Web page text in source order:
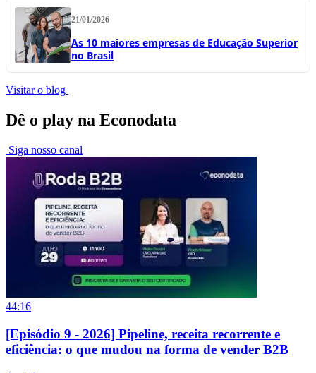
21/01/2026
As 10 maiores empresas de Educação Superior
no Brasil
Visitar o blog
Dê o play na Econodata
Siga nosso canal
44:16
[Episódio 9 - 2026] Pipeline, receita recorrente e
eficiência: o que mudou na forma de vender B2B